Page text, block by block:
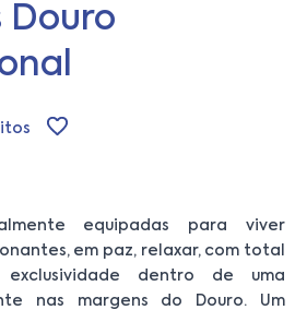
Douro
equipadas para viver
em paz, relaxar, com total
exclusividade dentro de uma
nas margens do Douro. Um